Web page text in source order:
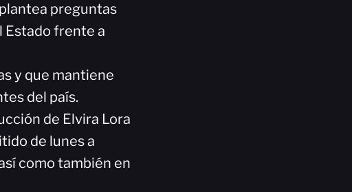
preguntas
Estado frente a
y que mantiene
del país.
de Elvira Lora
de lunes a
como también en